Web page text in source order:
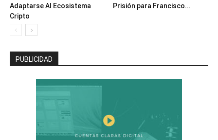
Adaptarse Al Ecosistema
Cripto
Prisión para Francisco...
PUBLICIDAD